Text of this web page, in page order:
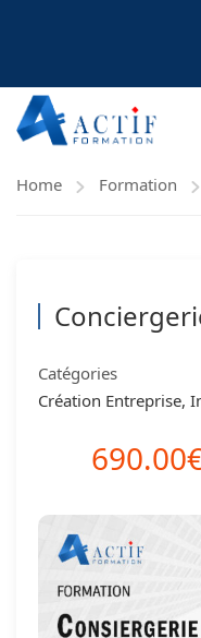
Home Formation
Catégories
Création Entreprise,